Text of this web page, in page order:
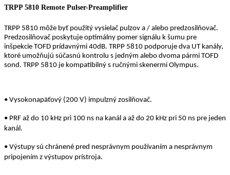
TRPP 5810 Remote Pulser-Preamplifier
TRPP 5810 môže byť použitý vysielač pulzov a / alebo predzosilňovač.
Predzosilňovač poskytuje optimálny pomer signálu k šumu pre
inšpekcie TOFD prídavnými 40dB. TRPP 5810 podporuje dva UT kanály,
ktoré umožňujú súčasnú kontrolu s jedným alebo dvoma pármi TOFD
sond. TRPP 5810 je kompatibilný s ručnými skenermi Olympus.
• Vysokonapäťový (200 V) impulzný zosilňovač.
• PRF až do 10 kHz pri 100 ns na kanál a až do 20 kHz pri 50 ns pre jeden
kanál.
• Výstupy sú chránené pred nesprávnym používaním a nesprávnym
pripojením z výstupov prístroja.